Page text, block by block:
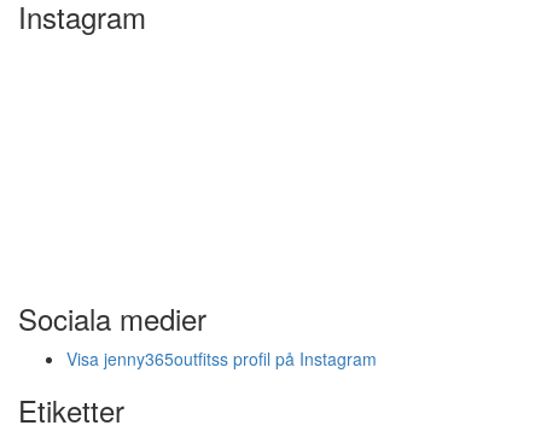
Instagram
Sociala medier
Visa jenny365outfitss profil på Instagram
Etiketter